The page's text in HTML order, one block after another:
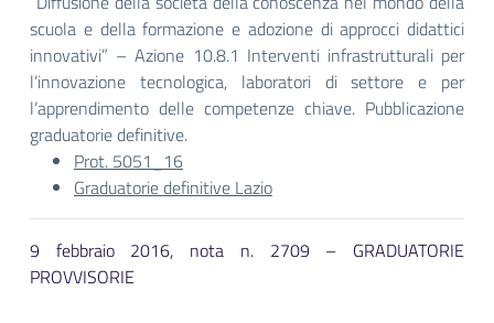
scuola e della formazione e adozione di approcci didattici
innovativi” – Azione 10.8.1 Interventi infrastrutturali per
l’innovazione tecnologica, laboratori di settore e per
l’apprendimento delle competenze chiave. Pubblicazione
graduatorie definitive.
Prot. 5051_16
Graduatorie definitive Lazio
9 febbraio 2016, nota n. 2709 – GRADUATORIE
PROVVISORIE